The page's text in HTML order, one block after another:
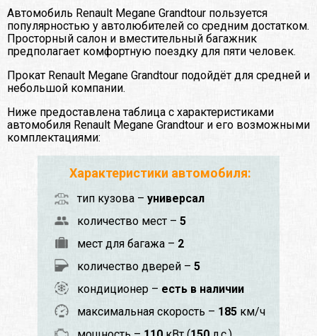
Автомобиль Renault Megane Grandtour пользуется
популярностью у автолюбителей со средним достатком.
Просторный салон и вместительный багажник
предполагает комфортную поездку для пяти человек.
Прокат Renault Megane Grandtour подойдёт для средней и
небольшой компании.
Ниже предоставлена таблица с характеристиками
автомобиля Renault Megane Grandtour и его возможными
комплектациями:
Характеристики автомобиля:
тип кузова – универсал
количество мест – 5
мест для багажа – 2
количество дверей – 5
кондиционер – есть в наличии
максимальная скорость – 185 км/ч